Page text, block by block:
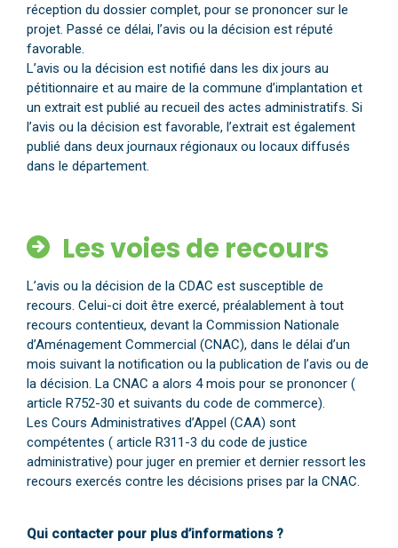
réception du dossier complet, pour se prononcer sur le
projet. Passé ce délai, l’avis ou la décision est réputé
favorable.
L’avis ou la décision est notifié dans les dix jours au
pétitionnaire et au maire de la commune d’implantation et
un extrait est publié au recueil des actes administratifs. Si
l’avis ou la décision est favorable, l’extrait est également
publié dans deux journaux régionaux ou locaux diffusés
dans le département.
Les voies de recours
L’avis ou la décision de la CDAC est susceptible de
recours. Celui-ci doit être exercé, préalablement à tout
recours contentieux, devant la Commission Nationale
d’Aménagement Commercial (CNAC), dans le délai d’un
mois suivant la notification ou la publication de l’avis ou de
la décision. La CNAC a alors 4 mois pour se prononcer (
article R752-30 et suivants du code de commerce).
Les Cours Administratives d’Appel (CAA) sont
compétentes ( article R311-3 du code de justice
administrative) pour juger en premier et dernier ressort les
recours exercés contre les décisions prises par la CNAC.
Qui contacter pour plus d’informations ?